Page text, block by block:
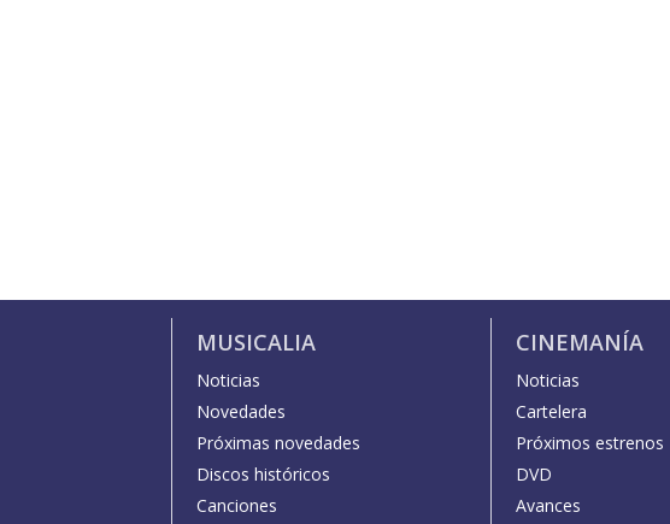
MUSICALIA
Noticias
Novedades
Próximas novedades
Discos históricos
Canciones
CINEMANÍA
Noticias
Cartelera
Próximos estrenos
DVD
Avances